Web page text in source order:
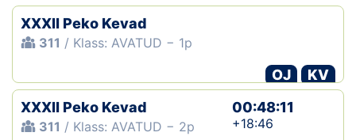
XXXII Peko Kevad
311 / Klass: AVATUD − 1p
OJ
KV
XXXII Peko Kevad
311 / Klass: AVATUD − 2p
00:48:11
+18:46